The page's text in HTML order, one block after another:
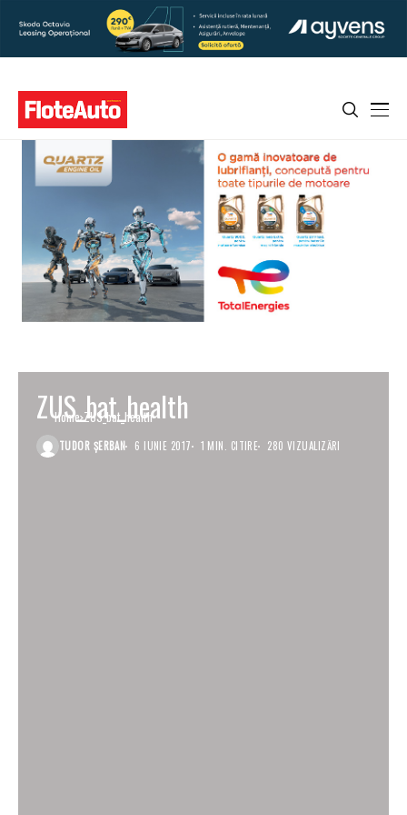
Home ZUS_bat_health
ZUS_bat_health
TUDOR ȘERBAN 6 IUNIE 2017 1 MIN. CITIRE 280 VIZUALIZĂRI